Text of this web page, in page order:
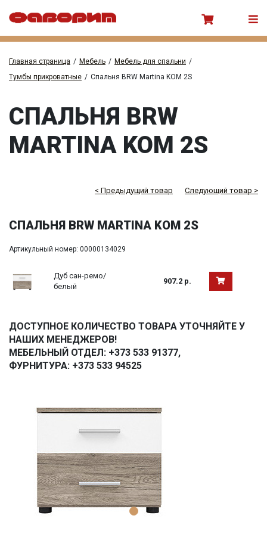
Главная страница / Мебель / Мебель для спальни /
Тумбы прикроватные / Спальня BRW Martina KOM 2S
СПАЛЬНЯ BRW
MARTINA KOM 2S
< Предыдущий товар Следующий товар >
СПАЛЬНЯ BRW MARTINA KOM 2S
Артикульный номер: 00000134029
Дуб сан-ремо/
белый
907.2 р.
ДОСТУПНОЕ КОЛИЧЕСТВО ТОВАРА УТОЧНЯЙТЕ У
НАШИХ МЕНЕДЖЕРОВ!
МЕБЕЛЬНЫЙ ОТДЕЛ: +373 533 91377,
ФУРНИТУРА: +373 533 94525